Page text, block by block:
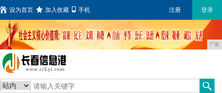
设为首页 加入收藏 手机 注册 登录
广告